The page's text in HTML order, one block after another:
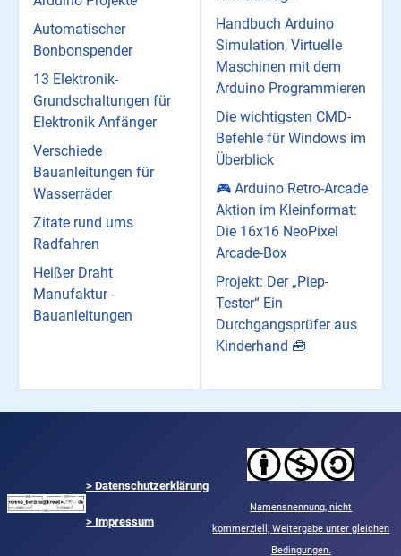
Automatischer
Bonbonspender
13 Elektronik-
Grundschaltungen für
Elektronik Anfänger
Verschiede
Bauanleitungen für
Wasserräder
Zitate rund ums
Radfahren
Heißer Draht
Manufaktur -
Bauanleitungen
Handbuch Arduino
Simulation, Virtuelle
Maschinen mit dem
Arduino Programmieren
Die wichtigsten CMD-
Befehle für Windows im
Überblick
🎮 Arduino Retro-Arcade
Aktion im Kleinformat:
Die 16x16 NeoPixel
Arcade-Box
Projekt: Der „Piep-
Tester“ Ein
Durchgangsprüfer aus
Kinderhand 🧰
> Datenschutzerklärung
> Impressum
Namensnennung,nicht
kommerziell,Weitergabe unter gleichen
Bedingungen.